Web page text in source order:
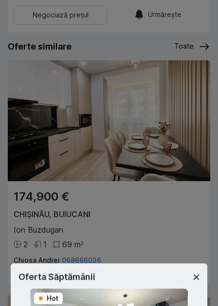
Negociază prețul Urmărește
Oferte similare Toate
174,900 €
CHIȘINĂU, BUIUCANI
Ion Buzdugan
2
1 69 m2
Chiosa Andrei 068666036
Agent imobiliar
Oferta Săptămânii
Hot Hot